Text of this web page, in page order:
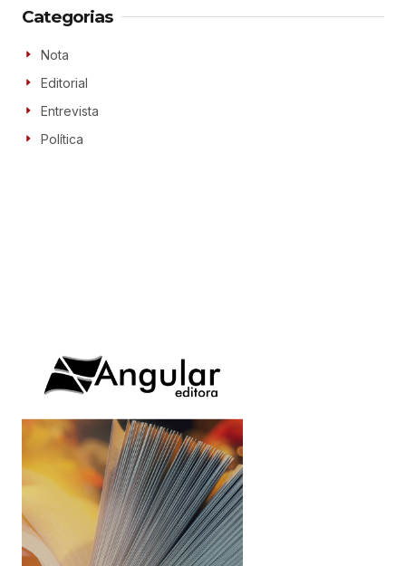
Categorias
Nota
Editorial
Entrevista
Política